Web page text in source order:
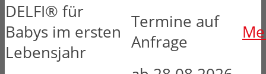
DELFI® für
Babys im ersten
Lebensjahr
Termine auf
Anfrage